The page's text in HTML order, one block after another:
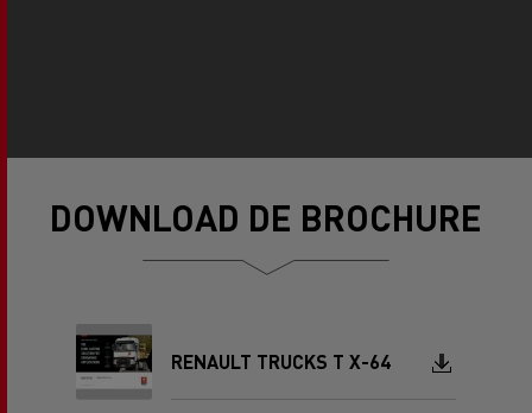
DOWNLOAD DE BROCHURE
RENAULT TRUCKS T X-64 Document